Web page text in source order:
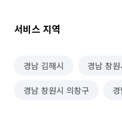
서비스 지역
경남 김해시 경남 창
경남 창원시 의창구